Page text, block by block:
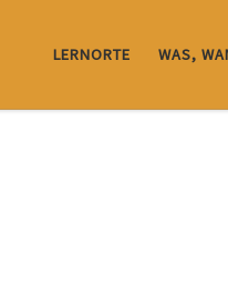
LERNORTE WAS,